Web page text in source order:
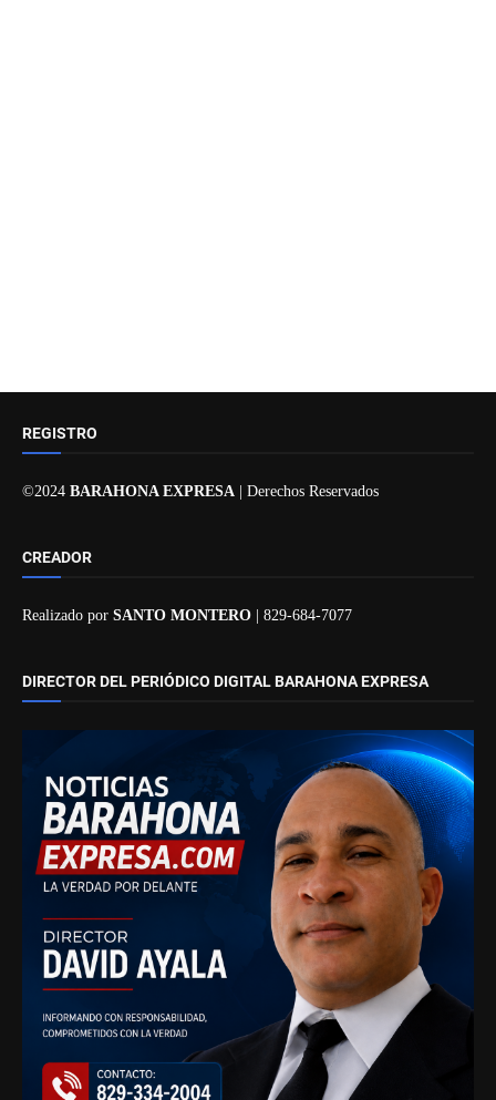
REGISTRO
©2024 BARAHONA EXPRESA | Derechos Reservados
CREADOR
Realizado por SANTO MONTERO | 829-684-7077
DIRECTOR DEL PERIÓDICO DIGITAL BARAHONA EXPRESA